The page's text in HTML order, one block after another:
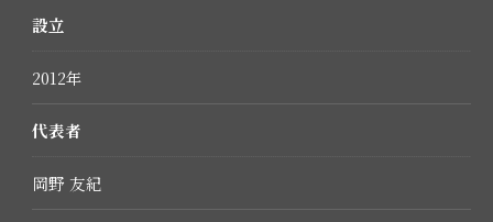
設立
2012年
代表者
岡野 友紀